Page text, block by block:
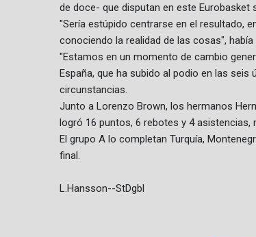
de doce- que disputan en este Eurobasket
"Sería estúpido centrarse en el resultado,
conociendo la realidad de las cosas",
"Estamos en un momento de cambio
España, que ha subido al podio en las
circunstancias.
Junto a Lorenzo Brown, los hermanos
logró 16 puntos, 6 rebotes y 4
El grupo A lo completan Turquía,
final.
L.Hansson--StDgbl